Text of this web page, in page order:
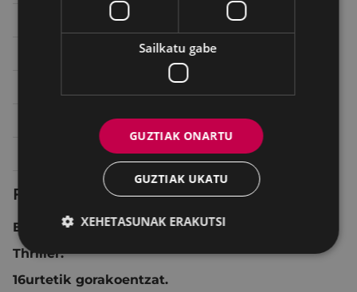
SALA 2 ARETOA
22:30 SALA 2 ARETOA
20:00 SALA 2 ARETOA
Astelehena 20 20:30 SALA 2 ARETOA
Fitxa teknikoa
Espainia 2021 111 min.
Thriller.
16urtetik gorakoentzat.
Sailkatu gabe
GUZTIAK ONARTU
GUZTIAK UKATU
XEHETASUNAK ERAKUTSI